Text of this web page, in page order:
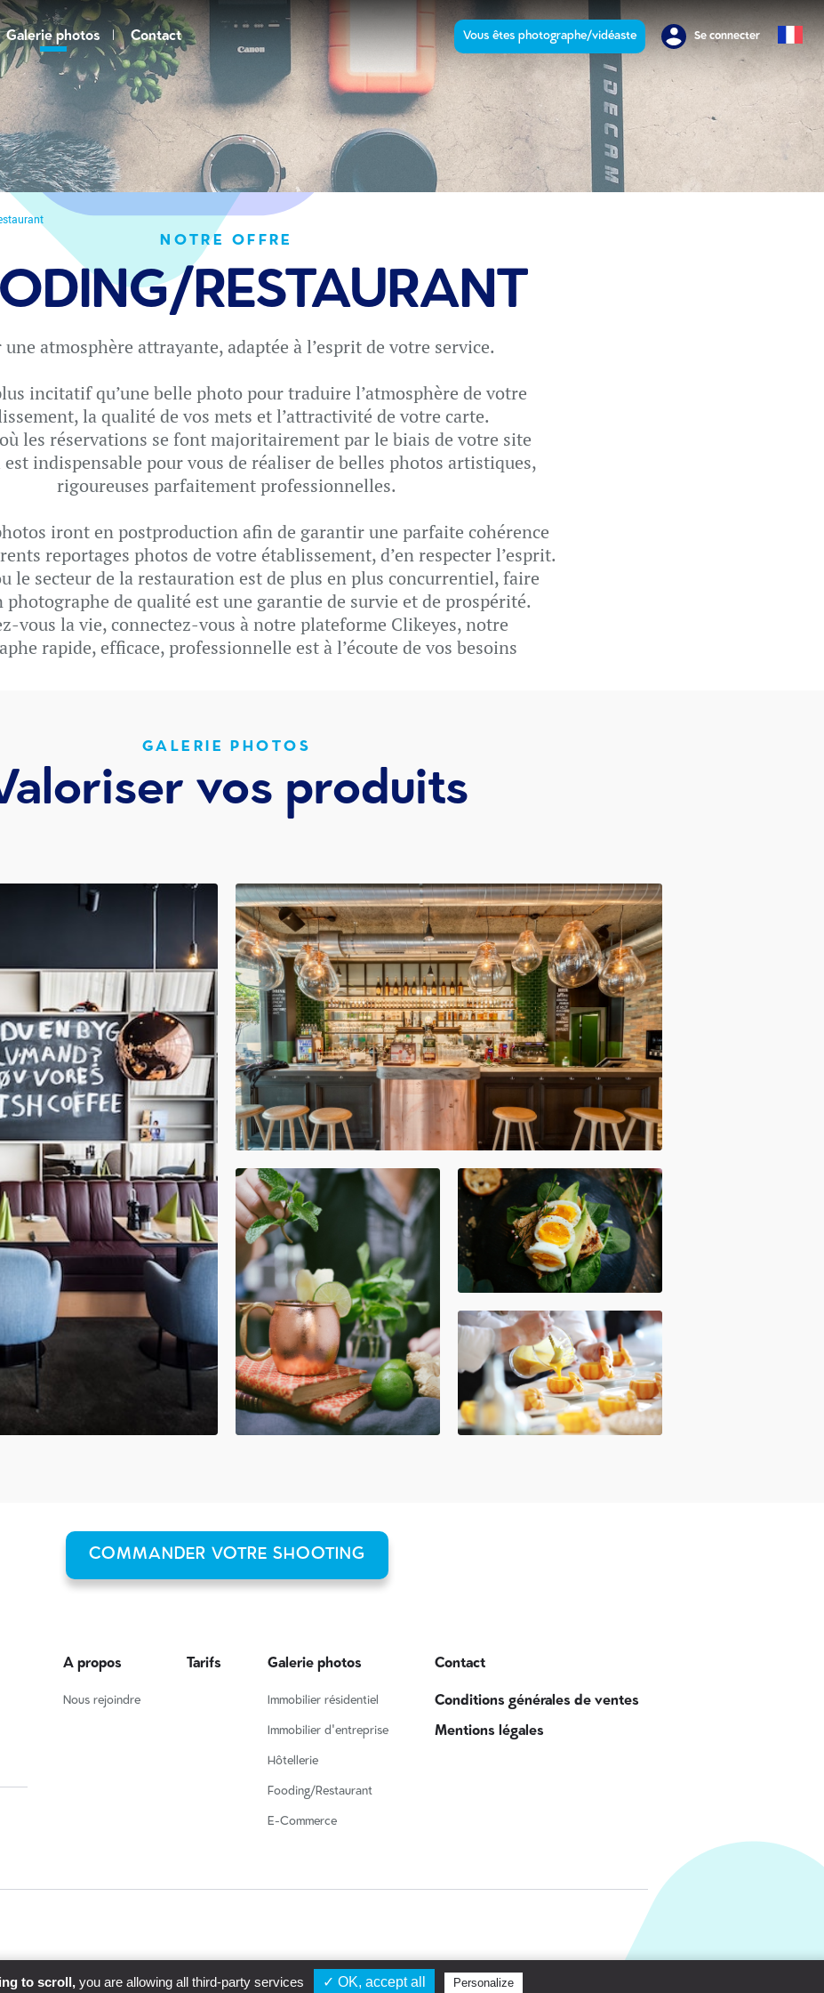
Galerie photos Contact Vous êtes photographe/vidéaste Se connecter
NOTRE OFFRE
RESTAURANT
une atmosphère attrayante, adaptée à l’esprit de votre service.
incitatif qu’une belle photo pour traduire l’atmosphère de votre
la qualité de vos mets et l’attractivité de votre carte.
les réservations se font majoritairement par le biais de votre site
indispensable pour vous de réaliser de belles photos artistiques,
rigoureuses parfaitement professionnelles.
iront en postproduction afin de garantir une parfaite cohérence
reportages photos de votre établissement, d’en respecter l’esprit.
le secteur de la restauration est de plus en plus concurrentiel, faire
photographe de qualité est une garantie de survie et de prospérité.
vous la vie, connectez-vous à notre plateforme Clikeyes, notre
rapide, efficace, professionnelle est à l’écoute de vos besoins
GALERIE PHOTOS
vos produits
COMMANDER VOTRE SHOOTING
A propos
Nous rejoindre
Tarifs Galerie photos
Immobilier résidentiel
Immobilier d'entreprise
Hôtellerie
Fooding/Restaurant
E-Commerce
Contact
Conditions générales de ventes
Mentions légales
© 2018 Clikeyes. Tous droits réservés.
to scroll, you are allowing all third-party services ✓ OK, accept all Personalize